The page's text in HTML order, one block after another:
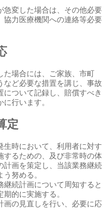
急変した場合は、その他必要
力医療機関への連絡等必要
た場合には、ご家族、市町
など必要な措置を講じ、事故
ついて記録し、賠償すべき
行います。
定
生時において、利用者に対す
するための、及び非常時の体
計画を策定し、当該業務継続
努める。
継続計画について周知すると
的に実施する。
画の見直しを行い、必要に応